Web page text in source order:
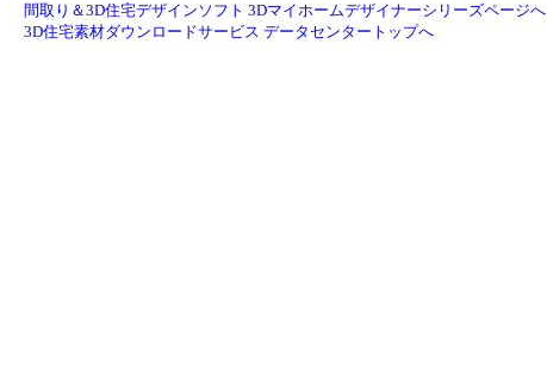
間取り＆3D住宅デザインソフト 3Dマイホームデザイナーシリーズページへ
3D住宅素材ダウンロードサービス データセンタートップへ